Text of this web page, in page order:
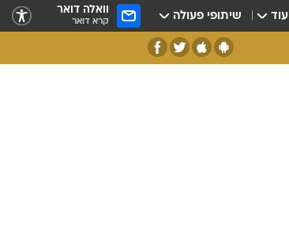
עוד שיתופי פעולה וואלה דואר
קרא דואר